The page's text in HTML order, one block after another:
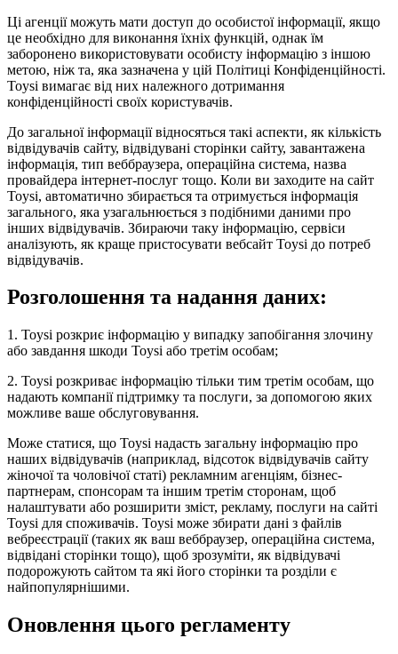
Ці агенції можуть мати доступ до особистої інформації, якщо
це необхідно для виконання їхніх функцій, однак їм
заборонено використовувати особисту інформацію з іншою
метою, ніж та, яка зазначена у цій Політиці Конфіденційності.
Toysi вимагає від них належного дотримання
конфіденційності своїх користувачів.
До загальної інформації відносяться такі аспекти, як кількість
відвідувачів сайту, відвідувані сторінки сайту, завантажена
інформація, тип веббраузера, операційна система, назва
провайдера інтернет-послуг тощо. Коли ви заходите на сайт
Toysi, автоматично збирається та отримується інформація
загального, яка узагальнюється з подібними даними про
інших відвідувачів. Збираючи таку інформацію, сервіси
аналізують, як краще пристосувати вебсайт Toysi до потреб
відвідувачів.
Розголошення та надання даних:
1. Toysi розкриє інформацію у випадку запобігання злочину
або завдання шкоди Toysi або третім особам;
2. Toysi розкриває інформацію тільки тим третім особам, що
надають компанії підтримку та послуги, за допомогою яких
можливе ваше обслуговування.
Може статися, що Toysi надасть загальну інформацію про
наших відвідувачів (наприклад, відсоток відвідувачів сайту
жіночої та чоловічої статі) рекламним агенціям, бізнес-
партнерам, спонсорам та іншим третім сторонам, щоб
налаштувати або розширити зміст, рекламу, послуги на сайті
Toysi для споживачів. Toysi може збирати дані з файлів
вебреєстрації (таких як ваш веббраузер, операційна система,
відвідані сторінки тощо), щоб зрозуміти, як відвідувачі
подорожують сайтом та які його сторінки та розділи є
найпопулярнішими.
Оновлення цього регламенту